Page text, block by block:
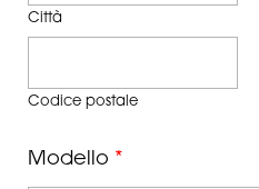
Città
Codice postale
Modello *